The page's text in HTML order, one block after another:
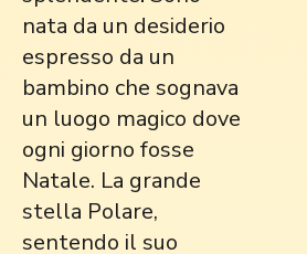
nata da un desiderio
espresso da un
bambino che sognava
un luogo magico dove
ogni giorno fosse
Natale. La grande
stella Polare,
sentendo il suo